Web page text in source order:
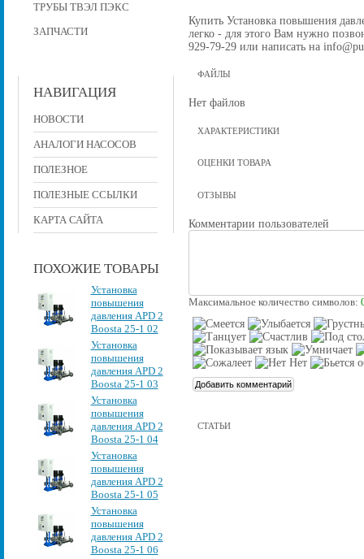
ТРУБЫ ТВЭЛ ПЭКС
ЗАПЧАСТИ
НАВИГАЦИЯ
НОВОСТИ
АНАЛОГИ НАСОСОВ
ПОЛЕЗНОЕ
ПОЛЕЗНЫЕ ССЫЛКИ
КАРТА САЙТА
ПОХОЖИЕ ТОВАРЫ
Установка
повышения
давления APD 2
Boosta 25-1 02
Установка
повышения
давления APD 2
Boosta 25-1 03
Установка
повышения
давления APD 2
Boosta 25-1 04
Установка
повышения
давления APD 2
Boosta 25-1 05
Установка
повышения
давления APD 2
Boosta 25-1 06
Купить Установка повышения
легко - для этого Вам нужно
929-79-29 или написать на
ФАЙЛЫ
Нет файлов
ХАРАКТЕРИСТИКИ
ОЦЕНКИ ТОВАРА
ОТЗЫВЫ
Комментарии пользователей
Максимальное количество символов:
СТАТЬИ